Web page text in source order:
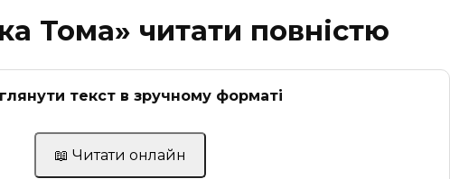
Тома» читати повністю
текст в зручному форматі
📖 Читати онлайн